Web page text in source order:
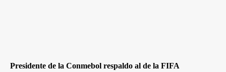
Presidente de la Conmebol respaldo al de la FIFA